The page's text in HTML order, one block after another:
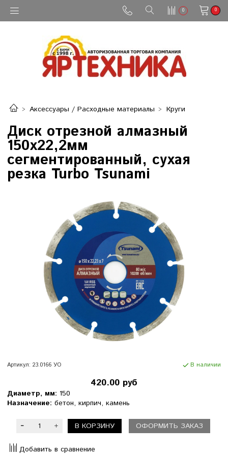
0 0
Аксессуары / Расходные материалы Круги
Диск отрезной алмазный
150х22,2мм
сегментированный, сухая
резка Turbo Tsunami
Артикул: 23.0166 УО В наличии
420.00 руб
Диаметр, мм: 150
Назначение: бетон, кирпич, камень
В КОРЗИНУ ОФОРМИТЬ ЗАКАЗ
Добавить в сравнение